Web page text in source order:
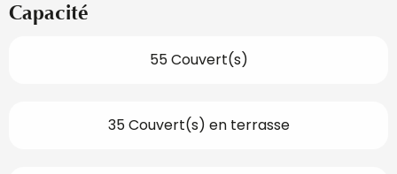
Capacité
55 Couvert(s)
35 Couvert(s) en terrasse